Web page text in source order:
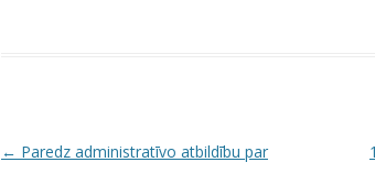
P
← Paredz administratīvo atbildību par